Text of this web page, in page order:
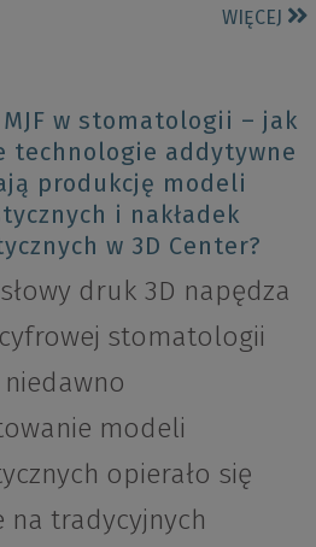
WIĘCEJ
MJF w stomatologii – jak
technologie addytywne
produkcję modeli
i nakładek
w 3D Center?
druk 3D napędza
stomatologii
niedawno
modeli
opierało się
na tradycyjnych